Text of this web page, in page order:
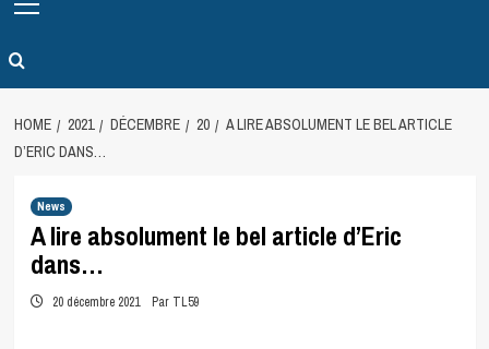
Menu
HOME 2021 DÉCEMBRE 20
A LIRE ABSOLUMENT LE BEL ARTICLE
D’ERIC DANS…
News
A lire absolument le bel article d’Eric
dans…
20 décembre 2021 Par TL59